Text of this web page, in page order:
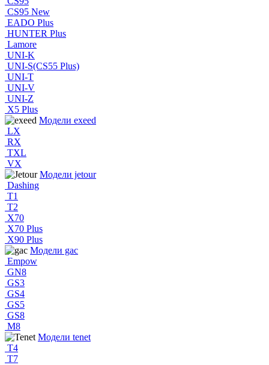
CS95 New
EADO Plus
HUNTER Plus
Lamore
UNI-K
UNI-S(CS55 Plus)
UNI-T
UNI-V
UNI-Z
X5 Plus
Модели exeed
LX
RX
TXL
VX
Модели jetour
Dashing
T1
T2
X70
X70 Plus
X90 Plus
Модели gac
Empow
GN8
GS3
GS4
GS5
GS8
M8
Модели tenet
T4
T7